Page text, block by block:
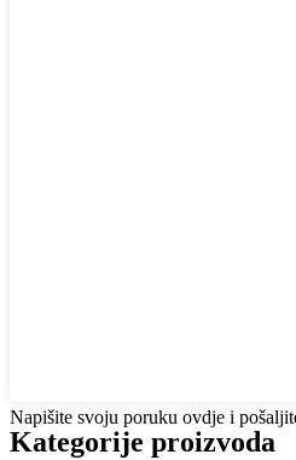
Napišite svoju poruku ovdje i
Kategorije proizvoda